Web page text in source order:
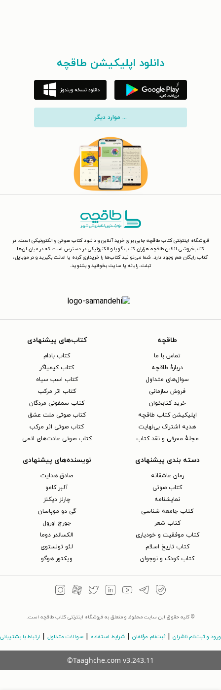
دانلود اپلیکیشن طاقچه
... موارد دیگر
فروشگاه اینترنتی کتاب طاقچه جایی برای خرید آنلاین و دانلود کتاب صوتی و الکترونیکی است. در
کتاب‌فروشی آنلاین طاقچه هزاران کتاب گویا و الکترونیکی در دسترس است که در میان آن‌ها
کتاب رایگان هم وجود دارد. شما می‌توانید کتاب‌ها را خریداری کرده یا امانت بگیرید و در موبایل،
تبلت، رایانه یا سایت بخوانید و بشنوید.
طاقچه
تماس با ما
دربارهٔ طاقچه
سوال‌های متداول
فروش سازمانی
خرید کتابخوان
اپلیکیشن کتاب طاقچه
هدیه اشتراک بی‌نهایت
مجلهٔ معرفی و نقد کتاب
کتاب‌های پیشنهادی
کتاب بادام
کتاب کیمیاگر
کتاب اسب سیاه
کتاب اثر مرکب
کتاب سمفونی مردگان
کتاب صوتی ملت عشق
کتاب صوتی اثر مرکب
کتاب صوتی عادت‌های اتمی
دسته بندی پیشنهادی
رمان عاشقانه
کتاب‌ صوتی
نمایشنامه
کتاب جامعه شناسی
کتاب شعر
کتاب موفقیت و خودیاری
کتاب تاریخ اسلام
کتاب کودک و نوجوان
نویسنده‌های پیشنهادی
صادق هدایت
آلبر کامو
چارلز دیکنز
گی دو موپاسان
جورج اورول
الکساندر دوما
لئو تولستوی
ویکتور هوگو
© کلیه حقوق این سایت محفوظ و متعلق به فروشگاه اینترنتی کتاب طاقچه است.
ورود و ثبت‌نام ناشران ثبت‌نام مؤلفان شرایط استفاده سوالات متداول ارتباط با پشتیبانی
©Taaghche.com v3.243.11